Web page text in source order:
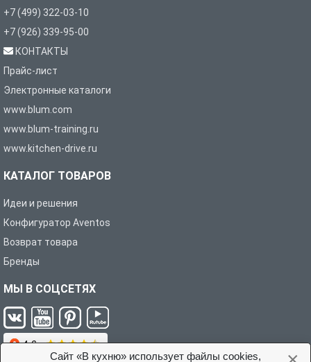
Сайт «В кухню» использует файлы cookies,
+7 (499) 322-03-10
+7 (926) 339-95-00
КОНТАКТЫ
Прайс-лист
Электронные каталоги
www.blum.com
www.blum-training.ru
www.kitchen-drive.ru
КАТАЛОГ ТОВАРОВ
Идеи и решения
Конфигуратор Aventos
Возврат товара
Бренды
МЫ В СОЦСЕТЯХ